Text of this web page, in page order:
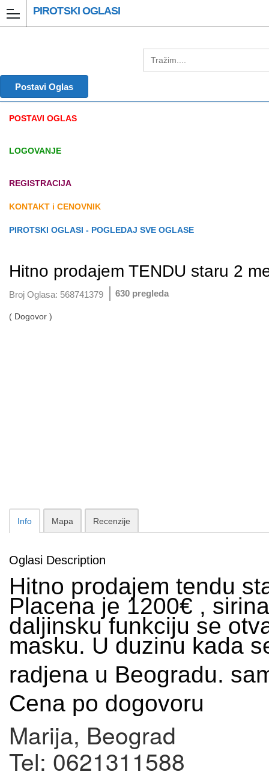
PIROTSKI OGLASI
Postavi Oglas
POSTAVI OGLAS
LOGOVANJE
REGISTRACIJA
KONTAKT i CENOVNIK
PIROTSKI OGLASI - POGLEDAJ SVE OGLASE
Hitno prodajem TENDU staru 2
Broj Oglasa: 568741379 630 pregleda
( Dogovor )
Info Mapa Recenzije
Oglasi Description
Hitno prodajem tendu
Placena je 1200€ ,
daljinsku funkciju se
masku. U duzinu kada
radjena u Beogradu.
Cena po dogovoru
Marija, Beograd
Tel: 0621311588